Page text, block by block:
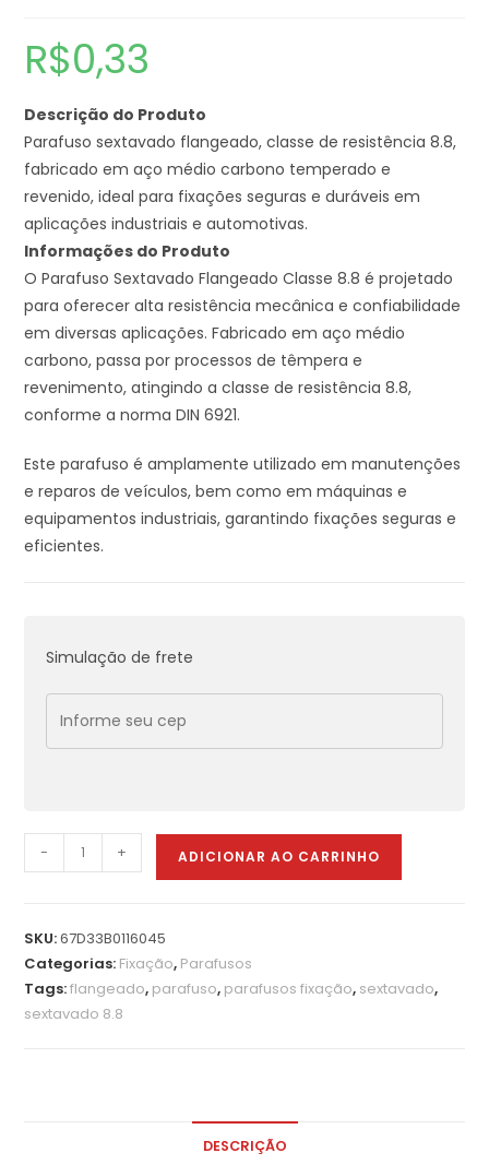
R$0,33
Descrição do Produto
Parafuso sextavado flangeado, classe de resistência 8.8,
fabricado em aço médio carbono temperado e
revenido, ideal para fixações seguras e duráveis em
aplicações industriais e automotivas.
Informações do Produto
O Parafuso Sextavado Flangeado Classe 8.8 é projetado
para oferecer alta resistência mecânica e confiabilidade
em diversas aplicações. Fabricado em aço médio
carbono, passa por processos de têmpera e
revenimento, atingindo a classe de resistência 8.8,
conforme a norma DIN 6921.
Este parafuso é amplamente utilizado em manutenções
e reparos de veículos, bem como em máquinas e
equipamentos industriais, garantindo fixações seguras e
eficientes.
Simulação de frete
- + ADICIONAR AO CARRINHO
SKU:67D33B0116045
Categorias: Fixação, Parafusos
Tags:flangeado, parafuso, parafusos fixação, sextavado,
sextavado 8.8
DESCRIÇÃO